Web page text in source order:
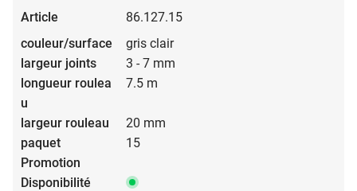
86.127.15
gris clair
3 - 7 mm
7.5 m
20 mm
15